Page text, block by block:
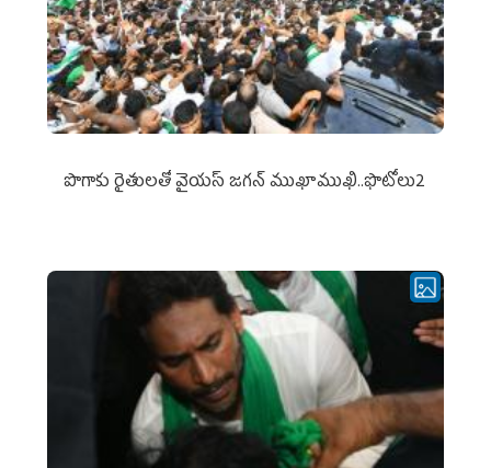
పొగాకు రైతుల‌తో వైయ‌స్ జ‌గ‌న్ ముఖాముఖి..ఫొటోలు2